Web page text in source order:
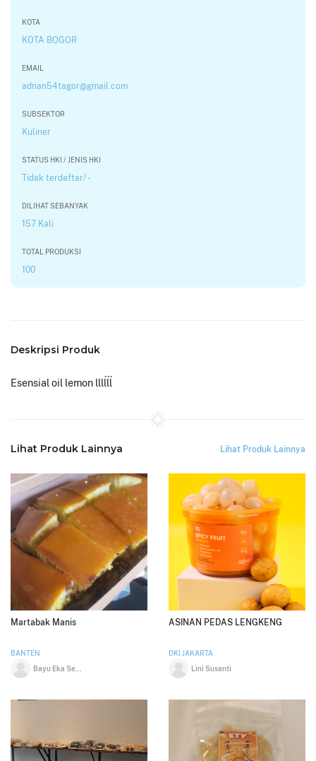
KOTA
KOTA BOGOR
EMAIL
adnan54tagor@gmail.com
SUBSEKTOR
Kuliner
STATUS HKI / JENIS HKI
Tidak terdaftar/ -
DILIHAT SEBANYAK
157 Kali
TOTAL PRODUKSI
100
Deskripsi Produk
Esensial oil lemon lllĺĺĺ
Lihat Produk Lainnya Lihat Produk Lainnya
Martabak Manis
BANTEN
ASINAN PEDAS LENGKENG
DKI JAKARTA
Lini Susanti